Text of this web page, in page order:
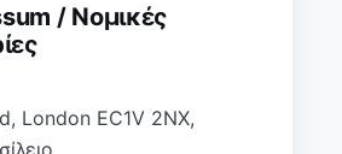
/ Νομικές
London EC1V 2NX,